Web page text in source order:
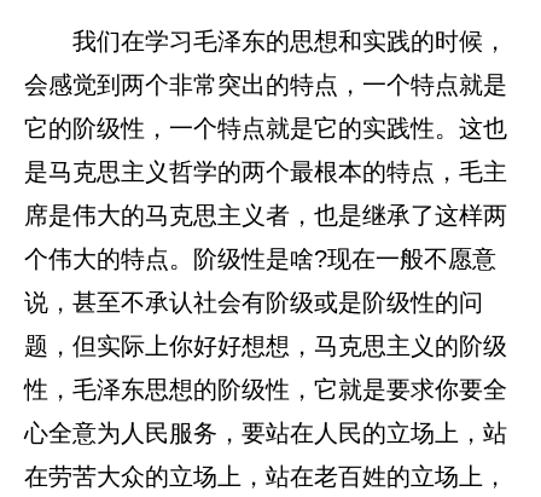
我们在学习毛泽东的思想和实践的时候，
会感觉到两个非常突出的特点，一个特点就是
它的阶级性，一个特点就是它的实践性。这也
是马克思主义哲学的两个最根本的特点，毛主
席是伟大的马克思主义者，也是继承了这样两
个伟大的特点。阶级性是啥?现在一般不愿意
说，甚至不承认社会有阶级或是阶级性的问
题，但实际上你好好想想，马克思主义的阶级
性，毛泽东思想的阶级性，它就是要求你要全
心全意为人民服务，要站在人民的立场上，站
在劳苦大众的立场上，站在老百姓的立场上，